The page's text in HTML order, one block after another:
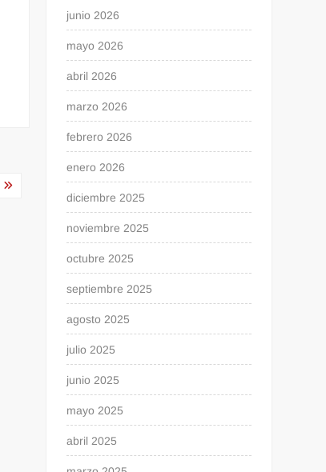
junio 2026
mayo 2026
abril 2026
marzo 2026
febrero 2026
enero 2026
diciembre 2025
noviembre 2025
octubre 2025
septiembre 2025
agosto 2025
julio 2025
junio 2025
mayo 2025
abril 2025